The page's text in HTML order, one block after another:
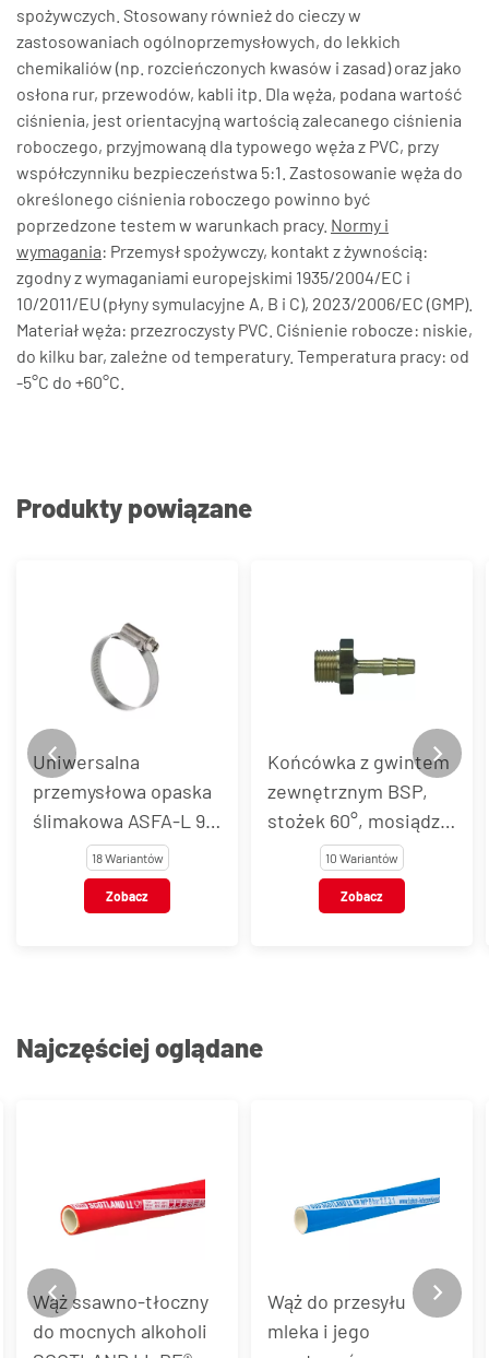
spożywczych. Stosowany również do cieczy w
zastosowaniach ogólnoprzemysłowych, do lekkich
chemikaliów (np. rozcieńczonych kwasów i zasad) oraz jako
osłona rur, przewodów, kabli itp. Dla węża, podana wartość
ciśnienia, jest orientacyjną wartością zalecanego ciśnienia
roboczego, przyjmowaną dla typowego węża z PVC, przy
współczynniku bezpieczeństwa 5:1. Zastosowanie węża do
określonego ciśnienia roboczego powinno być
poprzedzone testem w warunkach pracy. Normy i
wymagania: Przemysł spożywczy, kontakt z żywnością:
zgodny z wymaganiami europejskimi 1935/2004/EC i
10/2011/EU (płyny symulacyjne A, B i C), 2023/2006/EC (GMP).
Materiał węża: przezroczysty PVC. Ciśnienie robocze: niskie,
do kilku bar, zależne od temperatury. Temperatura pracy: od
-5°C do +60°C.
Produkty powiązane
Uniwersalna
przemysłowa opaska
ślimakowa ASFA-L 9
mm, stal węglowa
18 Wariantów
Zobacz
Końcówka z gwintem
zewnętrznym BSP,
stożek 60°, mosiądz,
typ SA 10 Wariantów
Zobacz
Najczęściej oglądane
Wąż do przesyłu
mleka i jego
Wąż z PVC do
substancji